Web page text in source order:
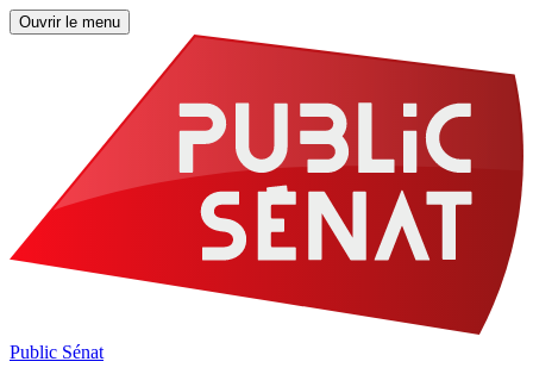
Ouvrir le menu
Public Sénat